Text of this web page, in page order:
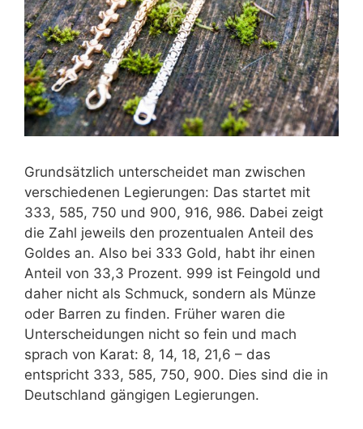
Grundsätzlich unterscheidet man zwischen
verschiedenen Legierungen: Das startet mit
333, 585, 750 und 900, 916, 986. Dabei zeigt
die Zahl jeweils den prozentualen Anteil des
Goldes an. Also bei 333 Gold, habt ihr einen
Anteil von 33,3 Prozent. 999 ist Feingold und
daher nicht als Schmuck, sondern als Münze
oder Barren zu finden. Früher waren die
Unterscheidungen nicht so fein und mach
sprach von Karat: 8, 14, 18, 21,6 – das
entspricht 333, 585, 750, 900. Dies sind die in
Deutschland gängigen Legierungen.